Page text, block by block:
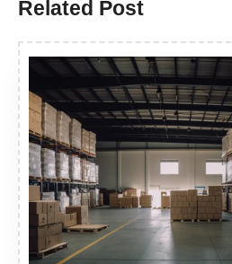
Related Post